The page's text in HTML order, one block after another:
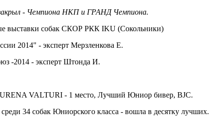
- Чемпиона НКП и ГРАНД Чемпиона.
выставки собак СКОР РКК IKU (Сокольники)
2014" - эксперт Мерзленкова Е.
-2014 - эксперт Штонда И.
VALTURI - 1 место, Лучший Юниор бивер, BJC.
34 собак Юниорского класса - вошла в десятку лучших.